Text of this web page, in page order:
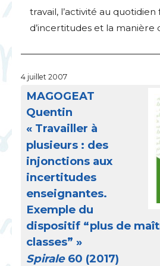
travail, l’activité au quotidien
d’incertitudes et la manière
4 juillet 2007
MAGOGEAT
Quentin
« Travailler à
plusieurs : des
injonctions aux
incertitudes
enseignantes.
Exemple du
dispositif “plus de
classes” »
Spirale60 (2017)